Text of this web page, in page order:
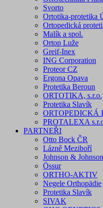
Svorto
Ortotika-protetika
Ortopedická
Malík a spol.
Ortop Luže
Greif-Inex
ING Corporation
Proteor CZ
Ergona Opava
Protetika Beroun
ORTOTIKA, s.r.o.
Protetika Slavík
ORTOPEDICKÁ
PROTALEXA
PARTNEŘI
Otto Bock ČR
Lázně Meziboří
Johnson &
Össur
ORTHO-AKTIV
Negele Orthopädie
Protetika Slavík
SIVAK